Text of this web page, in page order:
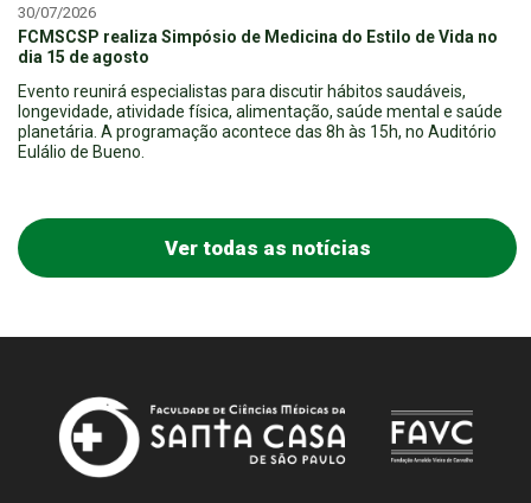
30/07/2026
FCMSCSP realiza Simpósio de Medicina do Estilo de Vida no
dia 15 de agosto
Evento reunirá especialistas para discutir hábitos saudáveis,
longevidade, atividade física, alimentação, saúde mental e saúde
planetária. A programação acontece das 8h às 15h, no Auditório
Eulálio de Bueno.
Ver todas as notícias